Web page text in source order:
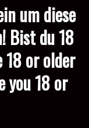
um diese
Bist du 18
18 or older
you 18 or